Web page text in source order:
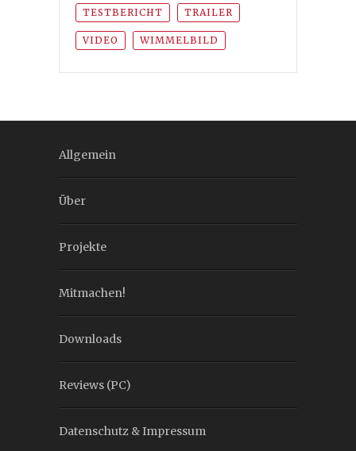
TESTBERICHT TRAILER
VIDEO WIMMELBILD
Allgemein
Über
Projekte
Mitmachen!
Downloads
Reviews (PC)
Datenschutz & Impressum